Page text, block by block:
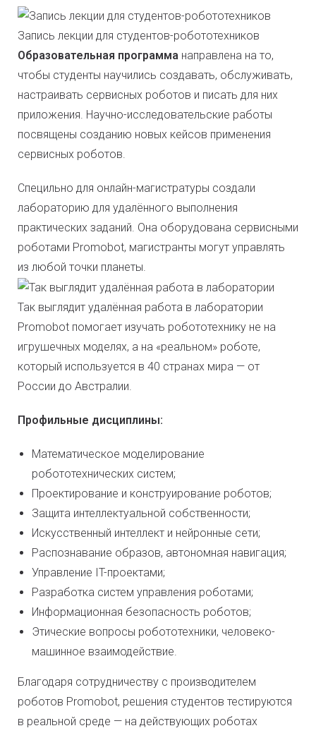
Запись лекции для студентов-робототехников
Образовательная программа направлена на то,
чтобы студенты научились создавать, обслуживать,
настраивать сервисных роботов и писать для них
приложения. Научно-исследовательские работы
посвящены созданию новых кейсов применения
сервисных роботов.
Специльно для онлайн-магистратуры создали
лабораторию для удалённого выполнения
практических заданий. Она оборудована сервисными
роботами Promobot, магистранты могут управлять
из любой точки планеты.
Так выглядит удалённая работа в лаборатории
Promobot помогает изучать робототехнику не на
игрушечных моделях, а на «реальном» роботе,
который используется в 40 странах мира — от
России до Австралии.
Профильные дисциплины:
Математическое моделирование
робототехнических систем;
Проектирование и конструирование роботов;
Защита интеллектуальной собственности;
Искусственный интеллект и нейронные сети;
Распознавание образов, автономная навигация;
Управление IT-проектами;
Разработка систем управления роботами;
Информационная безопасность роботов;
Этические вопросы робототехники, человеко-
машинное взаимодействие.
Благодаря сотрудничеству с производителем
роботов Promobot, решения студентов тестируются
в реальной среде — на действующих роботах